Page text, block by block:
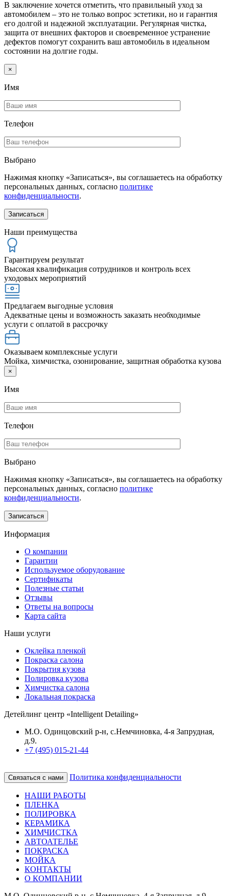
В заключение хочется отметить, что правильный уход за
автомобилем – это не только вопрос эстетики, но и гарантия
его долгой и надежной эксплуатации. Регулярная чистка,
защита от внешних факторов и своевременное устранение
дефектов помогут сохранить ваш автомобиль в идеальном
состоянии на долгие годы.
×
Имя
Телефон
Выбрано
Нажимая кнопку «Записаться», вы соглашаетесь на обработку
персональных данных, согласно политике
конфиденциальности.
Наши преимущества
Гарантируем результат
Высокая квалификация сотрудников и контроль всех
уходовых мероприятий
Предлагаем выгодные условия
Адекватные цены и возможность заказать необходимые
услуги с оплатой в рассрочку
Оказываем комплексные услуги
Мойка, химчистка, озонирование, защитная обработка кузова
×
Имя
Телефон
Выбрано
Нажимая кнопку «Записаться», вы соглашаетесь на обработку
персональных данных, согласно политике
конфиденциальности.
Информация
О компании
Гарантии
Используемое оборудование
Сертификаты
Полезные статьи
Отзывы
Ответы на вопросы
Карта сайта
Наши услуги
Оклейка пленкой
Покраска салона
Покрытия кузова
Полировка кузова
Химчистка салона
Локальная покраска
Детейлинг центр «Intelligent Detailing»
М.О. Одинцовский р-н, с.Немчиновка, 4-я Запрудная,
д.9.
+7 (495) 015-21-44
Связаться с нами Политика конфиденциальности
НАШИ РАБОТЫ
ПЛЕНКА
ПОЛИРОВКА
КЕРАМИКА
ХИМЧИСТКА
АВТОАТЕЛЬЕ
ПОКРАСКА
МОЙКА
КОНТАКТЫ
О КОМПАНИИ